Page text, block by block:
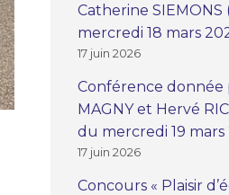
Catherine SIEMONS
mercredi 18 mars
17 juin 2026
Conférence donnée
MAGNY et Hervé
du mercredi 19 mars
17 juin 2026
Concours « Plaisir